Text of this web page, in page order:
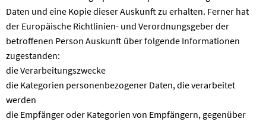
Daten und eine Kopie dieser Auskunft zu erhalten. Ferner hat
der Europäische Richtlinien- und Verordnungsgeber der
betroffenen Person Auskunft über folgende Informationen
zugestanden:
die Verarbeitungszwecke
die Kategorien personenbezogener Daten, die verarbeitet
werden
die Empfänger oder Kategorien von Empfängern, gegenüber